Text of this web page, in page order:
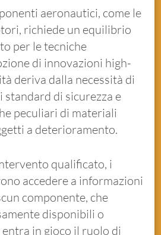
aeronautici, come le
richiede un equilibrio
per le tecniche
di innovazioni high-
deriva dalla necessità di
di sicurezza e
peculiari di materiali
a deterioramento.
qualificato, i
accedere a informazioni
componente, che
disponibili o
in gioco il ruolo di